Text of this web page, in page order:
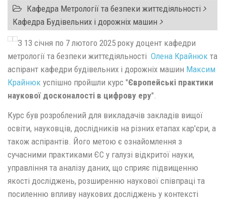
Кафедра Метрології та безпеки життєдіяльності
Кафедра Будівельних і дорожніх машин
З 13 січня по 7 лютого 2025 року доцент кафедри
метрології та безпеки життєдіяльності Олена Крайнюк та
аспірант кафедри будівельних і дорожніх машин Максим
Крайнюк успішно пройшли курс "Європейські практики
наукової досконалості в цифрову еру".
Курс був розроблений для викладачів закладів вищої
освіти, науковців, дослідників на різних етапах кар'єри, а
також аспірантів. Його метою є ознайомлення з
сучасними практиками ЄС у галузі відкритої науки,
управління та аналізу даних, що сприяє підвищенню
якості досліджень, розширенню наукової співпраці та
посиленню впливу наукових досліджень у контексті